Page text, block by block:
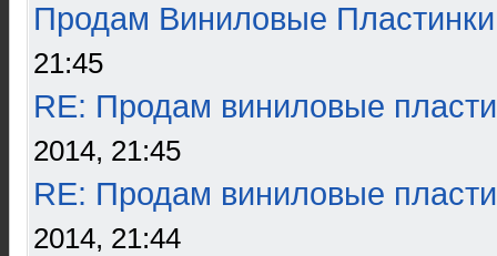
Продам Виниловые Пластинки
21:45
RE: Продам виниловые
2014, 21:45
RE: Продам виниловые
2014, 21:44